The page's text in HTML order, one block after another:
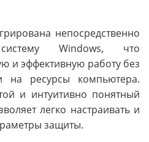
непосредственно
Windows, что
и эффективную работу без
на ресурсы компьютера.
и интуитивно понятный
легко настраивать и
защиты.